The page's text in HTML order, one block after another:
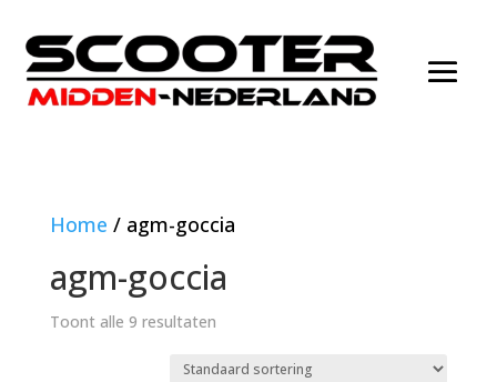
Home / agm-goccia
agm-goccia
Toont alle 9 resultaten